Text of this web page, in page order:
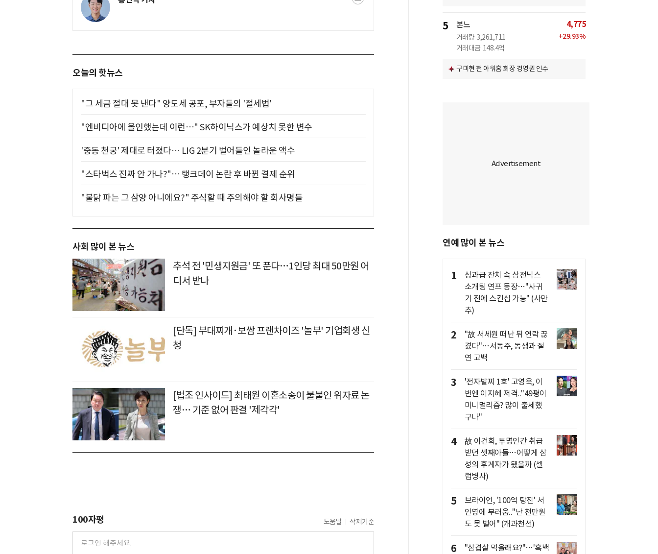
오늘의 핫뉴스
"그 세금 절대 못 낸다" 양도세 공포, 부자들의 '절세법'
"엔비디아에 올인했는데 이런…" SK하이닉스가 예상치 못한 변수
'중동 천궁' 제대로 터졌다… LIG 2분기 벌어들인 놀라운 액수
"스타벅스 진짜 안 가나?"… 탱크데이 논란 후 바뀐 결제 순위
"불닭 파는 그 삼양 아니에요?" 주식할 때 주의해야 할 회사명들
사회 많이 본 뉴스
추석 전 '민생지원금' 또 푼다…1인당 최대 50만원 어
디서 받나
[단독] 부대찌개·보쌈 프랜차이즈 '놀부' 기업회생 신
청
[법조 인사이드] 최태원 이혼소송이 불붙인 위자료 논
쟁… 기준 없어 판결 '제각각'
100자평 도움말 삭제기준
5 본느
거래량 3,261,711
거래대금 148.4억
4,775
+29.93%
구미현 전 아워홈 회장 경영권 인수
연예 많이 본 뉴스
1
성과급 잔치 속 삼전닉스
소개팅 연프 등장…"사귀
기 전에 스킨십 가능" (사만
추)
2
"故 서세원 떠난 뒤 연락 끊
겼다"…서동주, 동생과 절
연 고백
3
'전자발찌 1호' 고영욱, 이
번엔 이지혜 저격.."49평이
미니멀리즘? 많이 출세했
구나"
4
故 이건희, 투명인간 취급
받던 셋째아들…어떻게 삼
성의 후계자가 됐을까 (셀
럽병사)
5
브라이언, '100억 탕진' 서
인영에 부러움.."난 천만원
도 못 벌어" (개과천선)
6 "삼겹살 먹을래요?"…'흑백